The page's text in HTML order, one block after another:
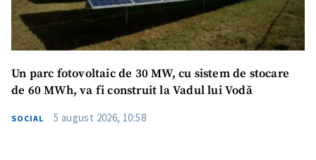
Un parc fotovoltaic de 30 MW, cu sistem de stocare
de 60 MWh, va fi construit la Vadul lui Vodă
SOCIAL 5 august 2026, 10:58